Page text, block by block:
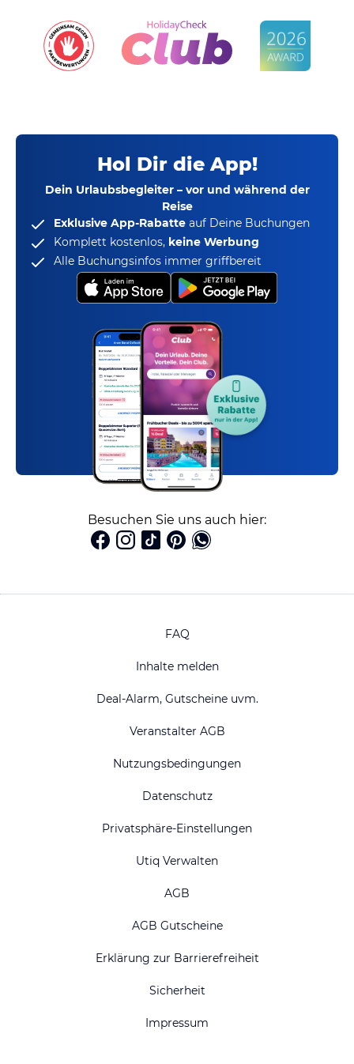
Hol Dir die App!
Dein Urlaubsbegleiter – vor und während der
Reise
Exklusive App-Rabatte auf Deine Buchungen
Komplett kostenlos, keine Werbung
Alle Buchungsinfos immer griffbereit
Besuchen Sie uns auch hier:
FAQ
Inhalte melden
Deal-Alarm, Gutscheine uvm.
Veranstalter AGB
Nutzungsbedingungen
Datenschutz
Privatsphäre-Einstellungen
Utiq Verwalten
AGB
AGB Gutscheine
Erklärung zur Barrierefreiheit
Sicherheit
Impressum